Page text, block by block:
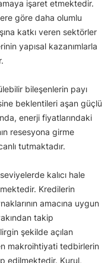
işaret etmektedir.
göre daha olumlu
katkı veren sektörler
yapısal kazanımlarla
bileşenlerin payı
beklentileri aşan güçlü
enerji fiyatlarındaki
resesyona girme
tutmaktadır.
kalıcı hale
Kredilerin
amacına uygun
takip
şekilde açılan
makroihtiyati tedbirlerin
edilmektedir. Kurul,